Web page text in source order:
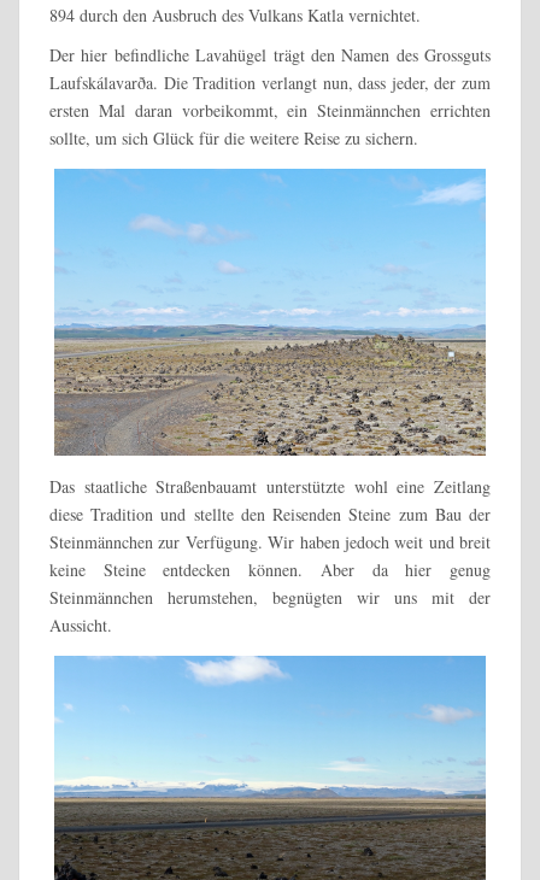
894 durch den Ausbruch des Vulkans Katla vernichtet.
Der hier befindliche Lavahügel trägt den Namen des Grossguts
Laufskálavarða. Die Tradition verlangt nun, dass jeder, der zum
ersten Mal daran vorbeikommt, ein Steinmännchen errichten
sollte, um sich Glück für die weitere Reise zu sichern.
Das staatliche Straßenbauamt unterstützte wohl eine Zeitlang
diese Tradition und stellte den Reisenden Steine zum Bau der
Steinmännchen zur Verfügung. Wir haben jedoch weit und breit
keine Steine entdecken können. Aber da hier genug
Steinmännchen herumstehen, begnügten wir uns mit der
Aussicht.